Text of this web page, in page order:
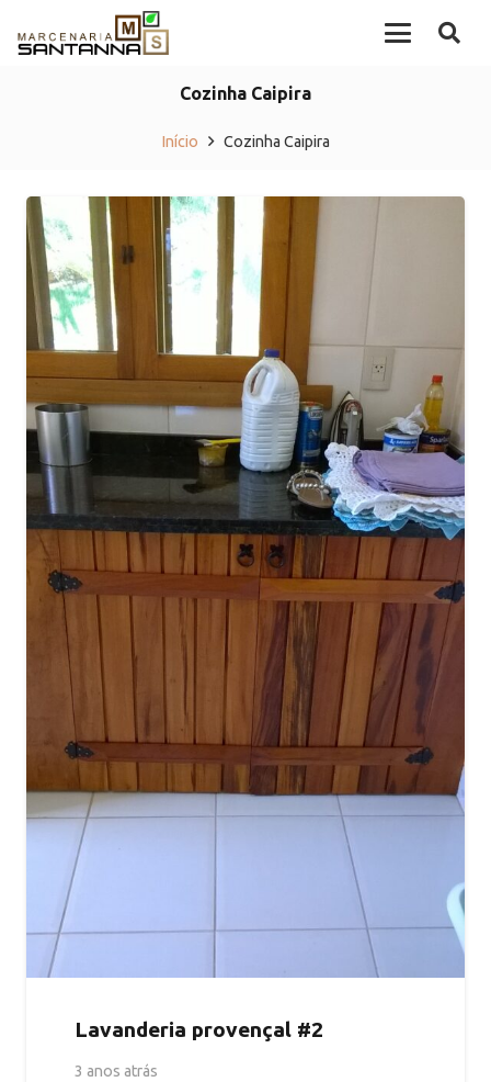
Cozinha Caipira
Início Cozinha Caipira
Lavanderia provençal #2
3 anos atrás